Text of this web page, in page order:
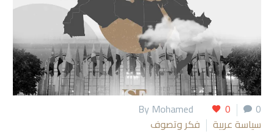
0
0
By Mohamed
سياسة عربية
فكر وتصوف